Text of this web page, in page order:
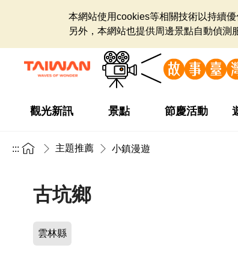
本網站使用cookies等相關技術以持續
另外，本網站也提供周邊景點自動偵測
觀光新訊 景點 節慶活動
::: 主題推薦 小鎮漫遊
古坑鄉
雲林縣